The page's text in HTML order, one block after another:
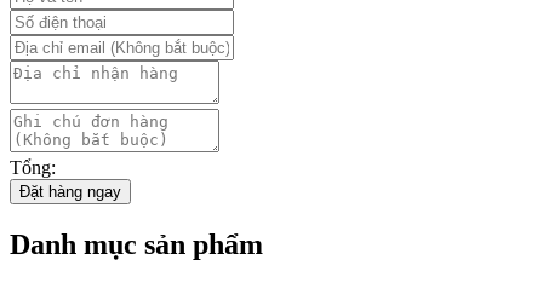
Tổng:
Đặt hàng ngay
Danh mục sản phẩm